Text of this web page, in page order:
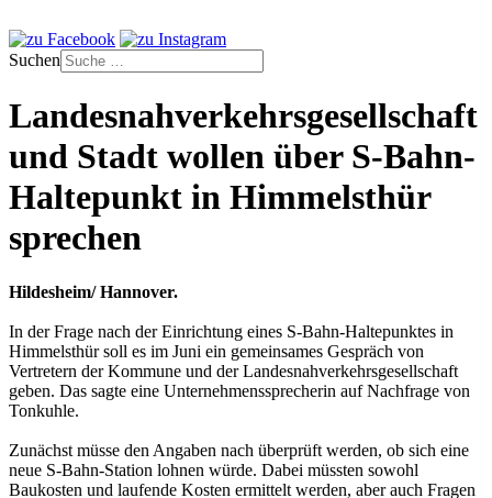
Suchen
Landesnahverkehrsgesellschaft
und Stadt wollen über S-Bahn-
Haltepunkt in Himmelsthür
sprechen
Hildesheim/ Hannover.
In der Frage nach der Einrichtung eines S-Bahn-Haltepunktes in
Himmelsthür soll es im Juni ein gemeinsames Gespräch von
Vertretern der Kommune und der Landesnahverkehrsgesellschaft
geben. Das sagte eine Unternehmenssprecherin auf Nachfrage von
Tonkuhle.
Zunächst müsse den Angaben nach überprüft werden, ob sich eine
neue S-Bahn-Station lohnen würde. Dabei müssten sowohl
Baukosten und laufende Kosten ermittelt werden, aber auch Fragen